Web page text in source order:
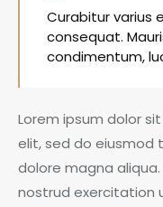
Curabitur varius
consequat.
condimentum,
Lorem ipsum dolor
elit, sed do eiusmod
dolore magna
nostrud exercitation